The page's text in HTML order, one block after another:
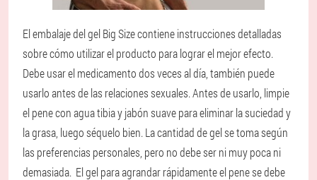
El embalaje del gel Big Size contiene instrucciones detalladas
sobre cómo utilizar el producto para lograr el mejor efecto.
Debe usar el medicamento dos veces al día, también puede
usarlo antes de las relaciones sexuales. Antes de usarlo, limpie
el pene con agua tibia y jabón suave para eliminar la suciedad y
la grasa, luego séquelo bien. La cantidad de gel se toma según
las preferencias personales, pero no debe ser ni muy poca ni
demasiada. El gel para agrandar rápidamente el pene se debe